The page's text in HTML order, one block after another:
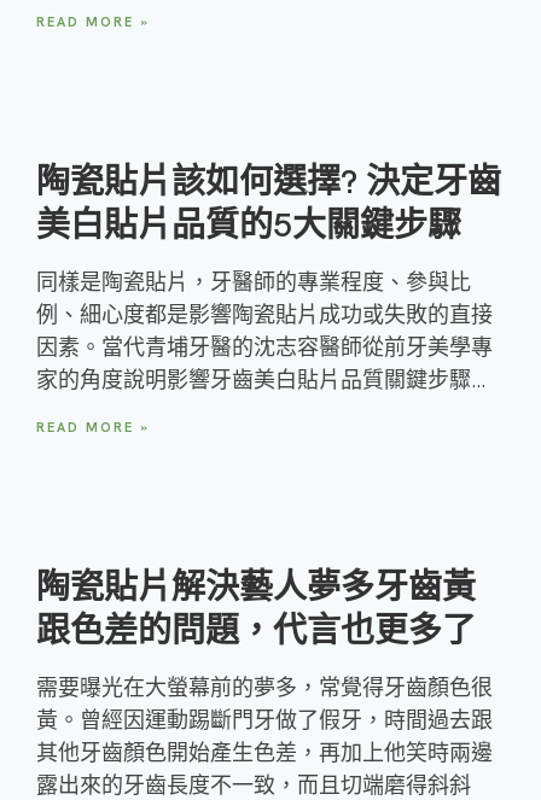
READ MORE »
陶瓷貼片該如何選擇? 決定牙齒
美白貼片品質的5大關鍵步驟
同樣是陶瓷貼片，牙醫師的專業程度、參與比
例、細心度都是影響陶瓷貼片成功或失敗的直接
因素。當代青埔牙醫的沈志容醫師從前牙美學專
家的角度說明影響牙齒美白貼片品質關鍵步驟…
READ MORE »
陶瓷貼片解決藝人夢多牙齒黃
跟色差的問題，代言也更多了
需要曝光在大螢幕前的夢多，常覺得牙齒顏色很
黃。曾經因運動踢斷門牙做了假牙，時間過去跟
其他牙齒顏色開始產生色差，再加上他笑時兩邊
露出來的牙齒長度不一致，而且切端磨得斜斜